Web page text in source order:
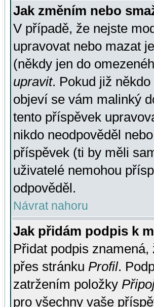
Jak změním nebo
V případě, že nejste
upravovat nebo mazat
(někdy jen do
upravit. Pokud již
objeví se vám malinký
tento příspěvek
nikdo neodpověděl
příspěvek (ti by měli
uživatelé nemohou
odpověděl.
Návrat nahoru
Jak přidám podpis k
Přidat podpis
přes stránku Profil.
zatržením položky
pro všechny vaše